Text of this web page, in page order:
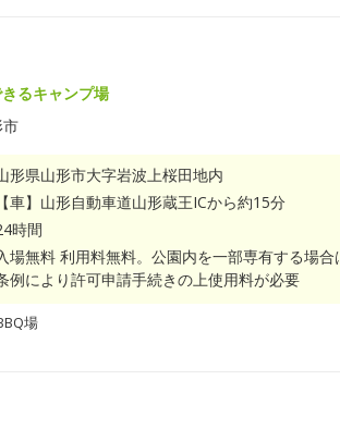
るキャンプ場
形県山形市大字岩波上桜田地内
【車】山形自動車道山形蔵王ICから約15分
時間
場無料 利用料無料。公園内を一部専有する場合
例により許可申請手続きの上使用料が必要
場